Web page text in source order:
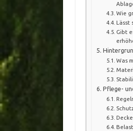
Wie
Lässt
Gibt
Was
Pflege-